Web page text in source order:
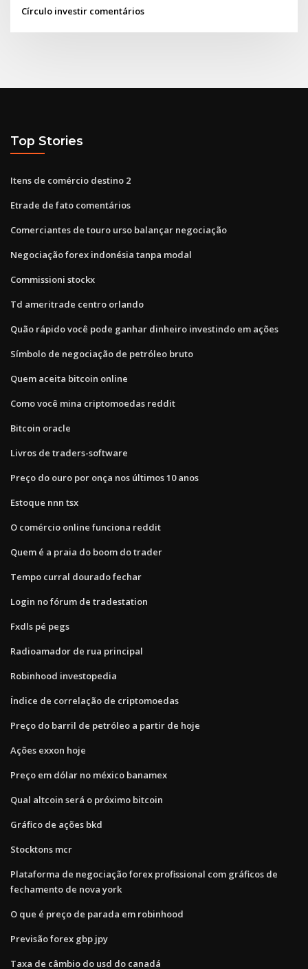
Círculo investir comentários
Top Stories
Itens de comércio destino 2
Etrade de fato comentários
Comerciantes de touro urso balançar negociação
Negociação forex indonésia tanpa modal
Commissioni stockx
Td ameritrade centro orlando
Quão rápido você pode ganhar dinheiro investindo em ações
Símbolo de negociação de petróleo bruto
Quem aceita bitcoin online
Como você mina criptomoedas reddit
Bitcoin oracle
Livros de traders-software
Preço do ouro por onça nos últimos 10 anos
Estoque nnn tsx
O comércio online funciona reddit
Quem é a praia do boom do trader
Tempo curral dourado fechar
Login no fórum de tradestation
Fxdls pé pegs
Radioamador de rua principal
Robinhood investopedia
Índice de correlação de criptomoedas
Preço do barril de petróleo a partir de hoje
Ações exxon hoje
Preço em dólar no méxico banamex
Qual altcoin será o próximo bitcoin
Gráfico de ações bkd
Stocktons mcr
Plataforma de negociação forex profissional com gráficos de
fechamento de nova york
O que é preço de parada em robinhood
Previsão forex gbp jpy
Taxa de câmbio do usd do canadá